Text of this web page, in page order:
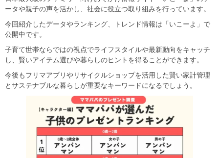
ータや親子の声を活かし、社会に役立つ取り組みを行っています。
今回紹介したデータやランキング、トレンド情報は「いこーよ」で
公開中です。
子育て世帯ならではの視点でライフスタイルや最新動向をキャッチ
し、賢いアイテム選びや暮らしのヒントを得ることができます。
今後もフリマアプリやリサイクルショップを活用した賢い家計管理
とサステナブルな暮らしが重要なキーワードになるでしょう。